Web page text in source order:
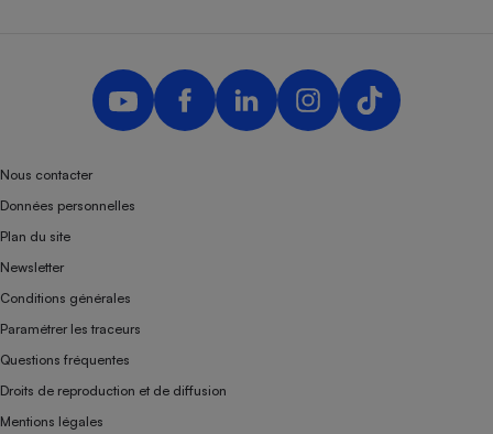
Nous contacter
Données personnelles
Plan du site
Newsletter
Conditions générales
Paramétrer les traceurs
Questions fréquentes
Droits de reproduction et de diffusion
Mentions légales